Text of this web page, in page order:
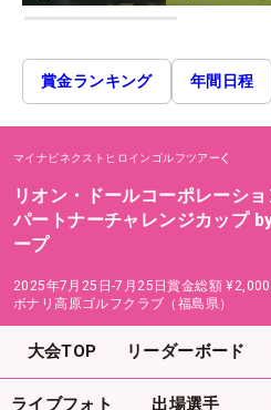
賞金ランキング 年間日程
マイナビネクストヒロインゴルフツアー
リオン・ドールコーポレーシ
パートナーチャレンジカップ
ープ
2025年7月25日-7月25日賞金総額
ボナリ高原ゴルフクラブ（福島県）
大会TOP リーダーボード
ライブフォト 出場選手